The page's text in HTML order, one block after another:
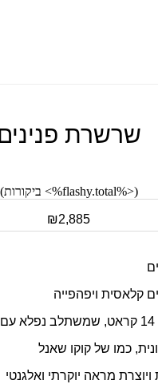
שרשרת פנינים
(<%flashy.total%> ביקורות)
₪2,885
קלאסית ויפהפייה
כמו של קוקו שאנל
מראה יוקרתי ואלגנטי